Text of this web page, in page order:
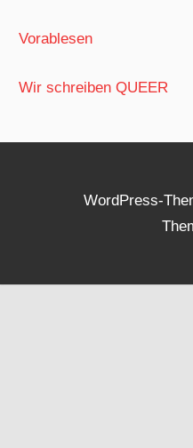
Vorablesen
Wir schreiben QUEER
WordPress-